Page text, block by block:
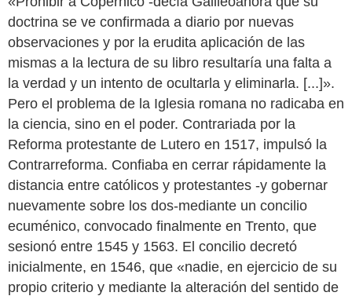
doctrina se ve confirmada a diario por nuevas
observaciones y por la erudita aplicación de las
mismas a la lectura de su libro resultaría una falta a
la verdad y un intento de ocultarla y eliminarla. [...]».
Pero el problema de la Iglesia romana no radicaba en
la ciencia, sino en el poder. Contrariada por la
Reforma protestante de Lutero en 1517, impulsó la
Contrarreforma. Confiaba en cerrar rápidamente la
distancia entre católicos y protestantes -y gobernar
nuevamente sobre los dos-mediante un concilio
ecuménico, convocado finalmente en Trento, que
sesionó entre 1545 y 1563. El concilio decretó
inicialmente, en 1546, que «nadie, en ejercicio de su
propio criterio y mediante la alteración del sentido de